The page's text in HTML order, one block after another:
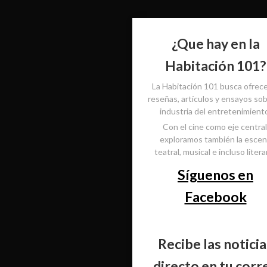
¿Que hay en la
Habitación 101?
La Habitación 101 busca
reseñas, artículos y ensayos
industria del
Con el cine como eje
exploramos también la
teatral, musical e incluso
Síguenos en
Facebook
Recibe las